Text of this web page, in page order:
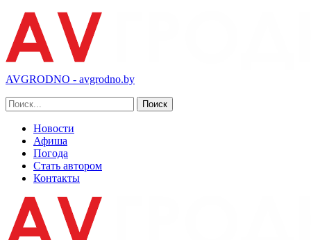
AVGRODNO - avgrodno.by
Новости
Афиша
Погода
Стать автором
Контакты